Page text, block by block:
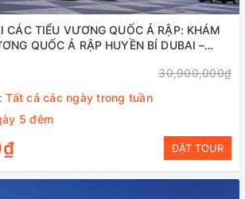
TIỂU VƯƠNG QUỐC Ả RẬP: KHÁM
QUỐC Ả RẬP HUYỀN BÍ DUBAI –
30,900,000₫
Tất cả các ngày trong tuần
5 đêm
ĐẶT TOUR